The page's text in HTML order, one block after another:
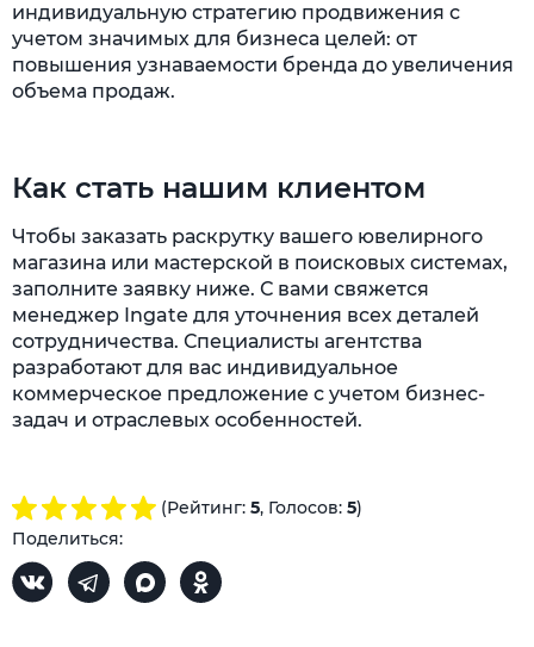
индивидуальную стратегию продвижения с
учетом значимых для бизнеса целей: от
повышения узнаваемости бренда до увеличения
объема продаж.
Как стать нашим клиентом
Чтобы заказать раскрутку вашего ювелирного
магазина или мастерской в поисковых системах,
заполните заявку ниже. С вами свяжется
менеджер Ingate для уточнения всех деталей
сотрудничества. Специалисты агентства
разработают для вас индивидуальное
коммерческое предложение с учетом бизнес-
задач и отраслевых особенностей.
(Рейтинг: 5, Голосов: 5)
Поделиться: